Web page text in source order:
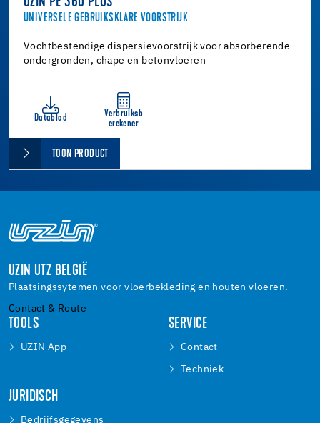
UZIN PE 360 PLUS
UNIVERSELE GEBRUIKSKLARE VOORSTRIJK
Vochtbestendige dispersievoorstrijk voor absorberende
ondergronden, chape en betonvloeren
Datablad
Verbruiksb
erekener
TOON PRODUCT
UZIN UTZ BELGIË
Plaatsingssytemen voor vloerbekleding en houten vloeren.
Contact & Route
TOOLS
UZIN App
SERVICE
Contact
Techniek
JURIDISCH
Bedrijfsgegevens